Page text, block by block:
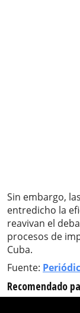
Sin embargo,
entredicho la
reavivan el
procesos de
Cuba.
Fuente:
Recomendado